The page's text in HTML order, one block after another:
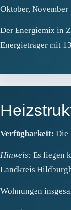
Oktober,
Der Energiemix in
Energieträger mit
Verfügbarkeit: Die
Hinweis: Es liegen
Landkreis
Wohnungen